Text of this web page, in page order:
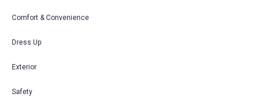
Comfort & Convenience
Dress Up
Exterior
Safety